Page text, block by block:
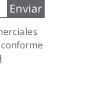
Enviar